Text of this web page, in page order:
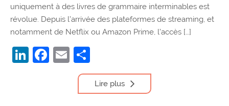
uniquement à des livres de grammaire interminables est
révolue. Depuis l’arrivée des plateformes de streaming, et
notamment de Netflix ou Amazon Prime, l’accès […]
LinkedIn
Facebook
Email
Lire plus